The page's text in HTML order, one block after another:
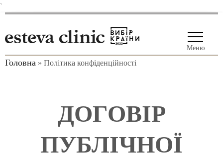
`
Меню
Головна » Політика конфіденційності
ДОГОВІР
ПУБЛІЧНОЇ